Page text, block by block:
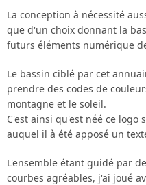
La conception à nécessité
que d'un choix donnant la
futurs éléments numérique
Le bassin ciblé par cet
prendre des codes de
montagne et le soleil.
C'est ainsi qu'est néé ce logo
auquel il à été apposé un
L'ensemble étant guidé par
courbes agréables, j'ai joué